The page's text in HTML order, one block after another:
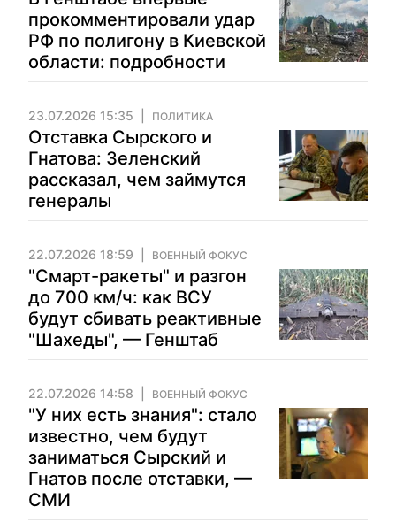
прокомментировали удар
РФ по полигону в Киевской
области: подробности
23.07.2026 15:35 ПОЛИТИКА
Отставка Сырского и
Гнатова: Зеленский
рассказал, чем займутся
генералы
22.07.2026 18:59 ВОЕННЫЙ ФОКУС
"Смарт-ракеты" и разгон
до 700 км/ч: как ВСУ
будут сбивать реактивные
"Шахеды", — Генштаб
22.07.2026 14:58 ВОЕННЫЙ ФОКУС
"У них есть знания": стало
известно, чем будут
заниматься Сырский и
Гнатов после отставки, —
СМИ